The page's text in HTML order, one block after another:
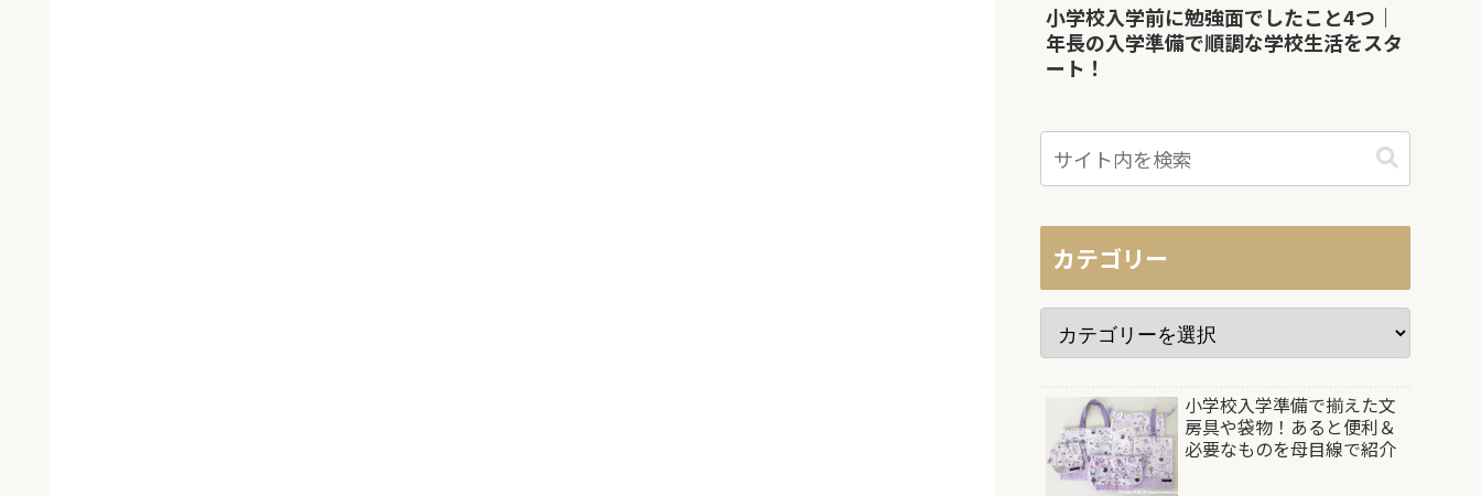
小学校入学前に勉強面でしたこと4つ｜
年長の入学準備で順調な学校生活をスタ
ート！
カテゴリー
小学校入学準備で揃えた文
房具や袋物！あると便利＆
必要なものを母目線で紹介